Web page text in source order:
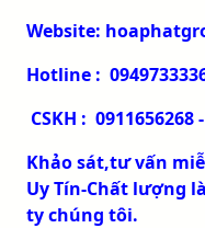
Website:
Hotline :
CSKH : 0911656268
Khảo sát,tư vấn
Uy Tín-Chất lượng
ty chúng tôi.